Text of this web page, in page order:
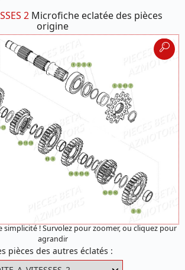
2 Microfiche eclatée des pièces
origine
! Survolez pour zoomer, ou cliquez pour
agrandir
pièces des autres éclatés :